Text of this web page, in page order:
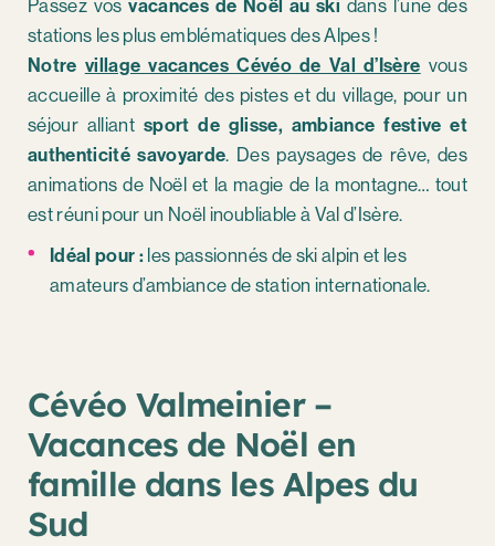
Passez vosvacances de Noël au ski dans l’une des
stations les plus emblématiques des Alpes !
Notre village vacances Cévéo de Val d’Isère vous
accueille à proximité des pistes et du village, pour un
séjour alliant sport de glisse, ambiance festive et
authenticité savoyarde. Des paysages de rêve, des
animations de Noël et la magie de la montagne… tout
est réuni pour un Noël inoubliable à Val d’Isère.
Idéal pour : les passionnés de ski alpin et les
amateurs d’ambiance de station internationale.
Cévéo Valmeinier –
Vacances de Noël en
famille dans les Alpes du
Sud